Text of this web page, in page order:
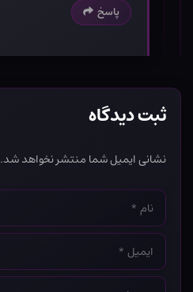
پاسخ
ثبت دیدگاه
نشانی ایمیل شما منتشر نخواهد شد.
نام
*
ایمیل
*
وب‌سایت